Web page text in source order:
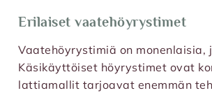
Erilaiset vaatehöyrystimet
Vaatehöyrystimiä on
Käsikäyttöiset höyrystimet ovat
lattiamallit tarjoavat enemmän